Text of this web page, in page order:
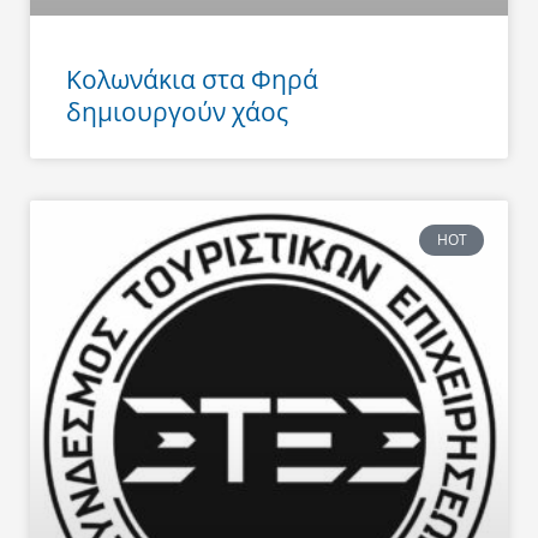
Κολωνάκια στα Φηρά
δημιουργούν χάος
HOT